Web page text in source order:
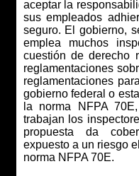
aceptar la
sus empleados
seguro. El gobierno,
emplea muchos
cuestión de derecho
reglamentaciones
reglamentaciones
gobierno federal o
la norma NFPA
trabajan los
propuesta da
expuesto a un riesgo
norma NFPA 70E.